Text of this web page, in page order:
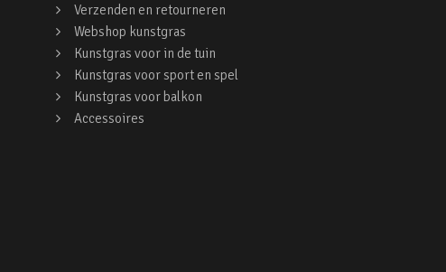
Verzenden en retourneren
Webshop kunstgras
Kunstgras voor in de tuin
Kunstgras voor sport en spel
Kunstgras voor balkon
Accessoires